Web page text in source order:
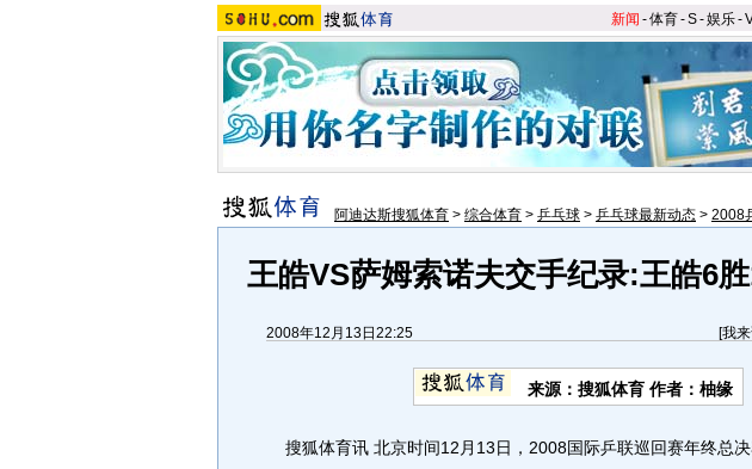
新闻 -体育-S-娱乐-
阿迪达斯搜狐体育 > 综合体育 > 乒乓球 > 乒乓球最新动态 > 2008
王皓VS萨姆索诺夫交手纪录:王皓6
2008年12月13日22:25 [我
来源：搜狐体育 作者：柚缘
搜狐体育讯 北京时间12月13日，2008国际乒联巡回赛年终总